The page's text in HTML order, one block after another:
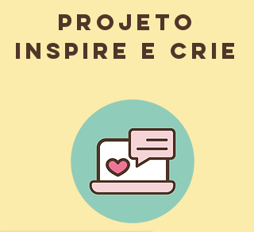
PROJETO
iNSPIRE E CRIE